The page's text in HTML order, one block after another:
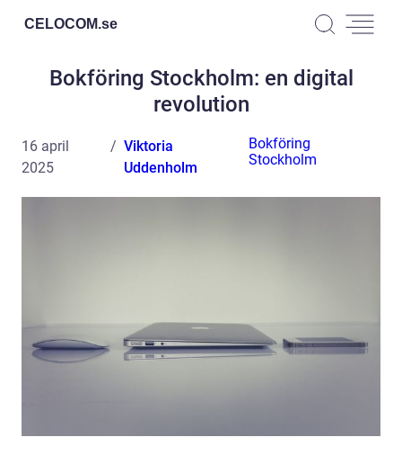
CELOCOM.se
Bokföring Stockholm: en digital
revolution
16 april
2025
Viktoria
Uddenholm
Bokföring
Stockholm